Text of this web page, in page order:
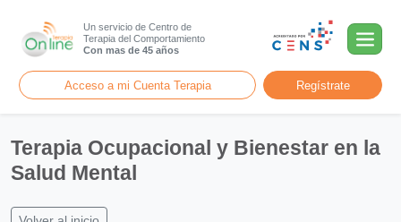
Un servicio de Centro de
Terapia del Comportamiento
Con mas de 45 años
Acceso a mi Cuenta Terapia Regístrate
Terapia Ocupacional y Bienestar en la
Salud Mental